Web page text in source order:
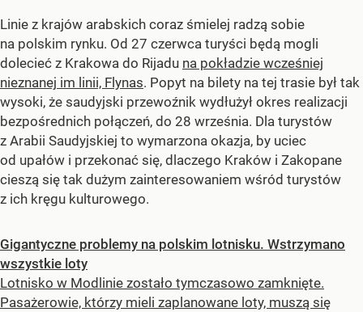
Linie z krajów arabskich coraz śmielej radzą sobie
na polskim rynku. Od 27 czerwca turyści będą mogli
dolecieć z Krakowa do Rijadu na pokładzie wcześniej
nieznanej im linii, Flynas. Popyt na bilety na tej trasie był tak
wysoki, że saudyjski przewoźnik wydłużył okres realizacji
bezpośrednich połączeń, do 28 września. Dla turystów
z Arabii Saudyjskiej to wymarzona okazja, by uciec
od upałów i przekonać się, dlaczego Kraków i Zakopane
cieszą się tak dużym zainteresowaniem wśród turystów
z ich kręgu kulturowego.
Gigantyczne problemy na polskim lotnisku. Wstrzymano
wszystkie loty
Lotnisko w Modlinie zostało tymczasowo zamknięte.
Pasażerowie, którzy mieli zaplanowane loty, muszą się